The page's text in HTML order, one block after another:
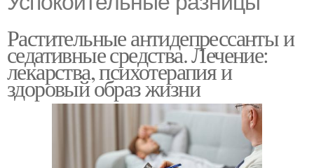
Растительные антидепрессанты и
седативные средства. Лечение:
лекарства, психотерапия и
здоровый образ жизни